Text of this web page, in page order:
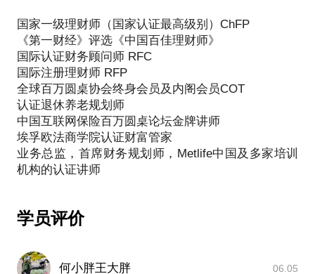
所幸转行后从第一年开始连续达成MDRT，同时拿到
了多个国内、国际专业证照，参加国家一级理财师，
国际认证理财师（RFC,RFP）等，并被评为第一财经
《中国百佳理财师》。担任所在公司首席财务规划
师，中国区认证讲师，机构财经讲师及许多机构的认
证讲师。
同时我打造了一支专业的规划师团队，团队成员本科
以上学历占比90%，其中硕士占比20%。她们有的来
自清华、中国传媒大学、北理工，中农大等985/211院
员，还有宝妈、全职太太。
内优秀公司的件均仅1万元），团队MDRT达成率
40%，是一支高绩效的精英规划师团队。同时我们倡
国家一级理财师（国家认证最高级别）ChFP
《第一财经》评选《中国百佳理财师》
国际认证财务顾问师 RFC
国际注册理财师 RFP
全球百万圆桌协会终身会员及内阁会员COT
认证退休养老规划师
中国互联网保险百万圆桌论坛金牌讲师
埃孚欧法商学院认证财富管家
业务总监，首席财务规划师，Metlife中国及多家培训
学员评价
何小胖王大胖 06.05